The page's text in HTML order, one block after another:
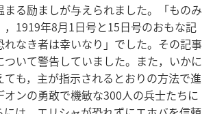
る励ましが与えられました。「ものみ
，1919年8月1日号と15日号のおもな記
れなき者は幸いなり」でした。その記事
ついて警告していました。また，いかに
も，主が指示されるとおりの方法で進
オンの勇敢で機敏な300人の兵士たちに